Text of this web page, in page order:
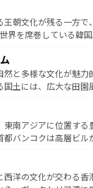
味わってほしい。 なお、新着のハワイ情報
ンツ一覧を参照してほ
クティビティも充実し
ハイキングなど、アウ
ストラリアの多彩な魅
しい。
ひつな山岳地帯である
静けさが共存しており
たらしてくれる。また
いと評判のスイーツな
が味わえる。 なお、新着の
しい。
王朝文化が残る一方
界を席巻している韓
に足を延ばせば四季折
そして、キムチや焼肉
まざまな韓国料理が待
包まれながら、韓国の
わってみてほしい。
してほしい。
然と多様な文化が魅
国土には、広大な田園
展と共に伝統が息づく
市のフランス統治時代
ている。また、バラエ
ォーやバインミー、ベ
味わいたい。どの地域
東南アジアに位置する
都バンコクは高層ビル
交差している。北部で
と触れ合い、南部では
西洋の文化が交わる香